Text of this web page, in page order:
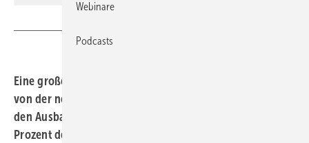
Eine große Mehrheit der Befragten erwartet unabhängig
von der neuen Bundesregierung mehr Engagement für
den Ausbau der Erneuerbaren Energien – auch 61
Prozent der CDU/CSU-Anhänger.
Webinare
Podcasts